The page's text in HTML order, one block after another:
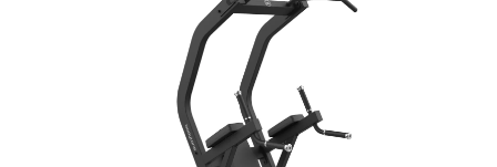
était :
988,00 €.
est :
7
250,00 €.